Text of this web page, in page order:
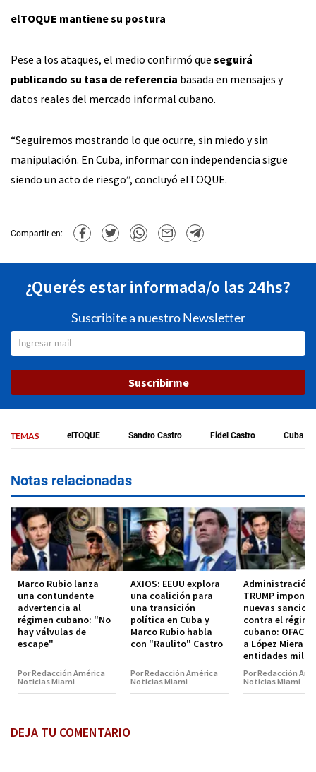
elTOQUE mantiene su postura
Pese a los ataques, el medio confirmó que seguirá
publicando su tasa de referencia basada en mensajes y
datos reales del mercado informal cubano.
“Seguiremos mostrando lo que ocurre, sin miedo y sin
manipulación. En Cuba, informar con independencia sigue
siendo un acto de riesgo”, concluyó elTOQUE.
Compartir en:
¿Querés estar informada/o las 24hs?
Suscribite a nuestro Newsletter
Suscribirme
TEMAS elTOQUE Sandro Castro Fidel Castro Cuba
Notas relacionadas
Marco Rubio lanza
una contundente
advertencia al
régimen cubano: "No
hay válvulas de
escape"
Por Redacción América
Noticias Miami
AXIOS: EEUU explora
una coalición para
una transición
política en Cuba y
Marco Rubio habla
con "Raulito" Castro
Por Redacción América
Noticias Miami
Administración
TRUMP impone
nuevas
contra el
cubano: OFAC
a López Miera y
entidades
Por Redacción
Noticias Miami
DEJA TU COMENTARIO